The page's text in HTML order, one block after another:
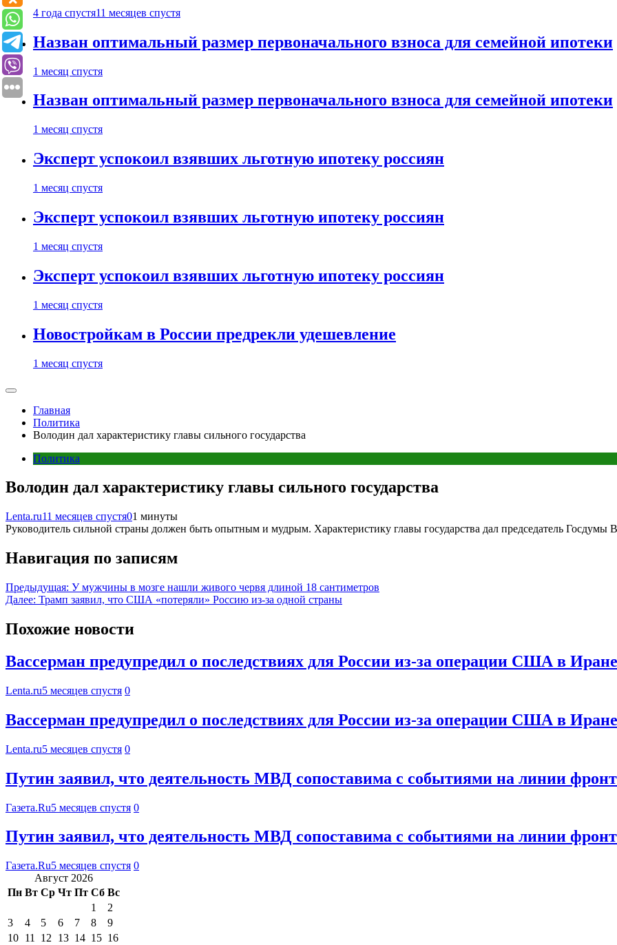
4 года спустя11 месяцев спустя
Назван оптимальный размер первоначального взноса для семейной ипотеки
1 месяц спустя
Назван оптимальный размер первоначального взноса для семейной ипотеки
1 месяц спустя
Эксперт успокоил взявших льготную ипотеку россиян
1 месяц спустя
Эксперт успокоил взявших льготную ипотеку россиян
1 месяц спустя
Эксперт успокоил взявших льготную ипотеку россиян
1 месяц спустя
Новостройкам в России предрекли удешевление
1 месяц спустя
Главная
Политика
Володин дал характеристику главы сильного государства
Политика
Володин дал характеристику главы сильного государства
Lenta.ru11 месяцев спустя01 минуты
Руководитель сильной страны должен быть опытным и мудрым. Характеристику главы государства дал председатель
Навигация по записям
Предыдущая: У мужчины в мозге нашли живого червя длиной 18 сантиметров
Далее: Трамп заявил, что США «потеряли» Россию из-за одной страны
Похожие новости
Вассерман предупредил о последствиях для России из-за операции США в Иране
Lenta.ru5 месяцев спустя 0
Вассерман предупредил о последствиях для России из-за операции США в Иране
Lenta.ru5 месяцев спустя 0
Путин заявил, что деятельность МВД сопоставима с событиями на линии
Газета.Ru5 месяцев спустя 0
Путин заявил, что деятельность МВД сопоставима с событиями на линии
Газета.Ru5 месяцев спустя 0
Август 2026
Пн Вт Ср Чт Пт Сб Вс
1
2
3
4 5 6 7 8
9
10 11 12 13 14 15 16